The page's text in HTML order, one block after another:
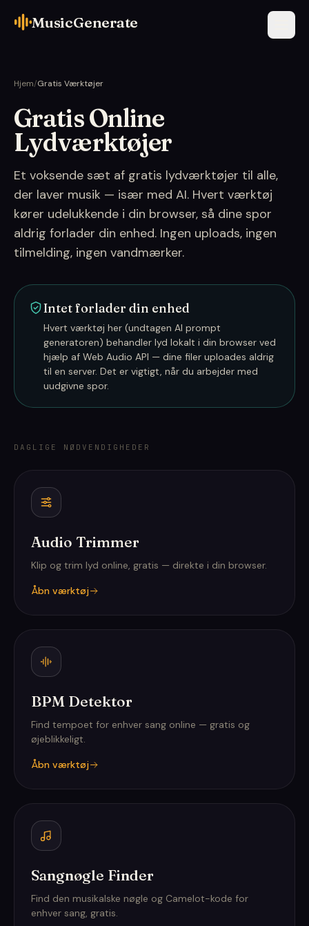
MusicGenerate
Hjem/Gratis Værktøjer
Gratis Online
Lydværktøjer
Et voksende sæt af gratis lydværktøjer til alle,
der laver musik — især med AI. Hvert værktøj
kører udelukkende i din browser, så dine spor
aldrig forlader din enhed. Ingen uploads, ingen
tilmelding, ingen vandmærker.
Intet forlader din enhed
Hvert værktøj her (undtagen AI prompt
generatoren) behandler lyd lokalt i din browser ved
hjælp af Web Audio API — dine filer uploades aldrig
til en server. Det er vigtigt, når du arbejder med
uudgivne spor.
DAGLIGE NØDVENDIGHEDER
Audio Trimmer
Klip og trim lyd online, gratis — direkte i din browser.
Åbn værktøj
BPM Detektor
Find tempoet for enhver sang online — gratis og
øjeblikkeligt.
Åbn værktøj
Sangnøgle Finder
Find den musikalske nøgle og Camelot-kode for
enhver sang, gratis.